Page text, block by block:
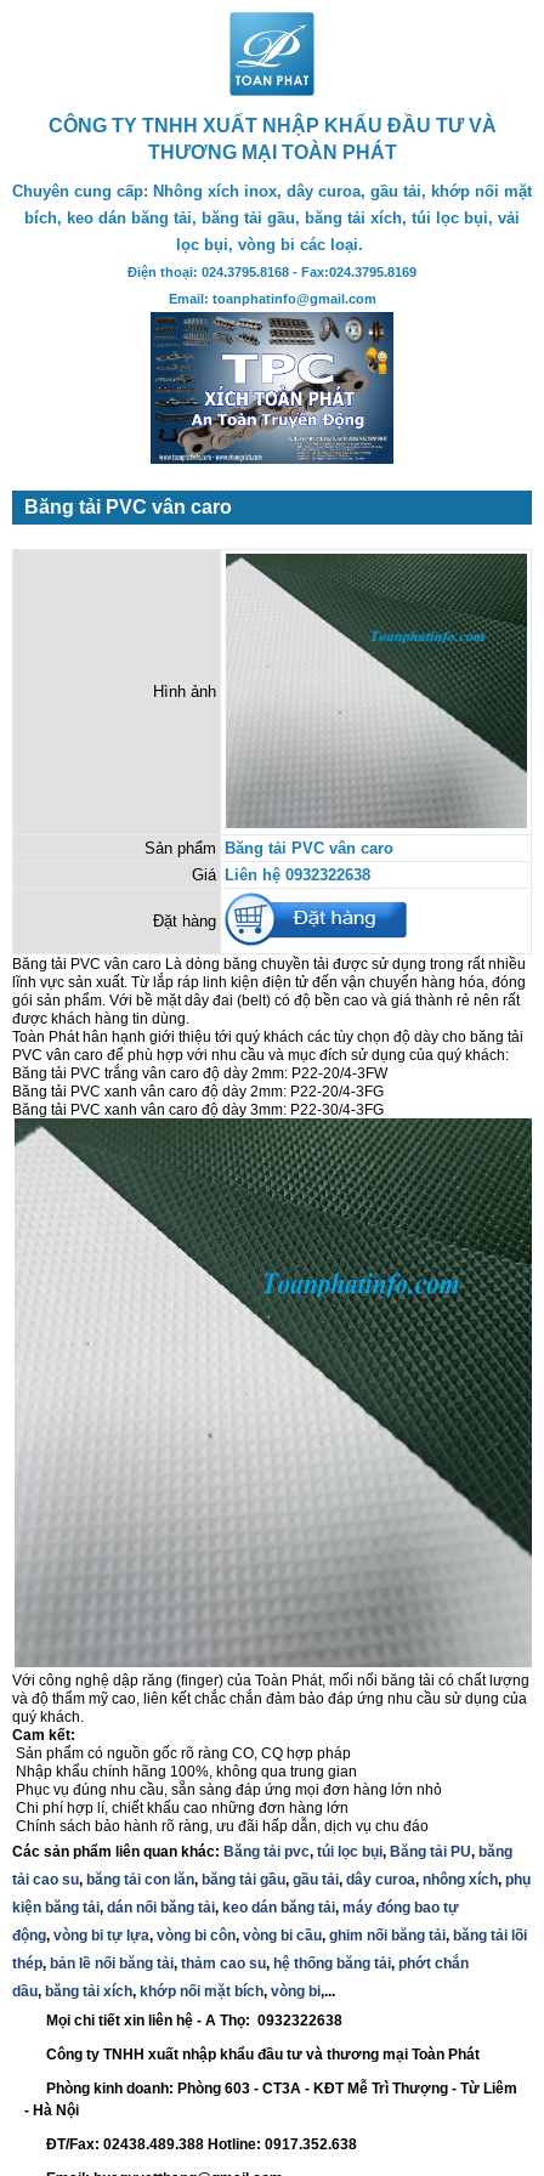
CÔNG TY TNHH XUẤT NHẬP KHẨU ĐẦU TƯ VÀ
THƯƠNG MẠI TOÀN PHÁT
Chuyên cung cấp: Nhông xích inox, dây curoa, gầu tải, khớp nối mặt
bích, keo dán băng tải, băng tải gầu, băng tải xích, túi lọc bụi, vải
lọc bụi, vòng bi các loại.
Điện thoại: 024.3795.8168 - Fax:024.3795.8169
Email: toanphatinfo@gmail.com
Băng tải PVC vân caro
Hình ảnh
Sản phẩm
Băng tải PVC vân caro
Giá Liên hệ 0932322638
Đặt hàng
Băng tải PVC vân caro Là dòng băng chuyền tải được sử dụng trong rất nhiều
lĩnh vực sản xuất. Từ lắp ráp linh kiện điện tử đến vận chuyển hàng hóa, đóng
gói sản phẩm. Với bề mặt dây đai (belt) có độ bền cao và giá thành rẻ nên rất
được khách hàng tin dùng.
Toàn Phát hân hạnh giới thiệu tới quý khách các tùy chọn độ dày cho băng tải
PVC vân caro để phù hợp với nhu cầu và mục đích sử dụng của quý khách:
Băng tải PVC trắng vân caro độ dày 2mm: P22-20/4-3FW
Băng tải PVC xanh vân caro độ dày 2mm: P22-20/4-3FG
Băng tải PVC xanh vân caro độ dày 3mm: P22-30/4-3FG
Với công nghệ dập răng (finger) của Toàn Phát, mối nối băng tải có chất lượng
và độ thẩm mỹ cao, liên kết chắc chắn đảm bảo đáp ứng nhu cầu sử dụng của
quý khách.
Cam kết:
Sản phẩm có nguồn gốc rõ ràng CO, CQ hợp pháp
Nhập khẩu chính hãng 100%, không qua trung gian
Phục vụ đúng nhu cầu, sẵn sàng đáp ứng mọi đơn hàng lớn nhỏ
Chi phí hợp lí, chiết khấu cao những đơn hàng lớn
Chính sách bảo hành rõ ràng, ưu đãi hấp dẫn, dịch vụ chu đáo
Các sản phẩm liên quan khác: Băng tải pvc, túi lọc bụi, Băng tải PU, băng
tải cao su, băng tải con lăn, băng tải gầu, gầu tải, dây curoa, nhông xích, phụ
kiện băng tải, dán nối băng tải, keo dán băng tải, máy đóng bao tự
động, vòng bi tự lựa, vòng bi côn, vòng bi cầu, ghim nối băng tải, băng tải lõi
thép, bản lề nối băng tải, thảm cao su, hệ thống băng tải, phớt chắn
dầu, băng tải xích, khớp nối mặt bích, vòng bi,...
Mọi chi tiết xin liên hệ - A Thọ: 0932322638
Công ty TNHH xuất nhập khẩu đầu tư và thương mại Toàn Phát
Phòng kinh doanh: Phòng 603 - CT3A - KĐT Mễ Trì Thượng - Từ Liêm
- Hà Nội
ĐT/Fax: 02438.489.388 Hotline: 0917.352.638